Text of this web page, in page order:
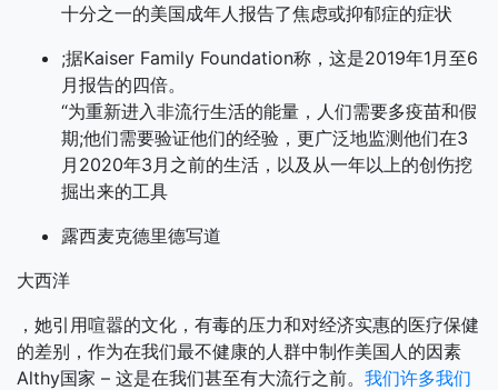
十分之一的美国成年人报告了焦虑或抑郁症的症状
;据Kaiser Family Foundation称，这是2019年1月至6
月报告的四倍。
“为重新进入非流行生活的能量，人们需要多疫苗和假
期;他们需要验证他们的经验，更广泛地监测他们在3
月2020年3月之前的生活，以及从一年以上的创伤挖
掘出来的工具
露西麦克德里德写道
大西洋
，她引用喧嚣的文化，有毒的压力和对经济实惠的医疗保健
的差别，作为在我们最不健康的人群中制作美国人的因素
Althy国家 – 这是在我们甚至有大流行之前。 我们许多我们